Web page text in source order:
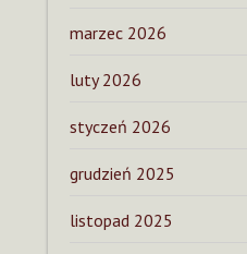
marzec 2026
luty 2026
styczeń 2026
grudzień 2025
listopad 2025